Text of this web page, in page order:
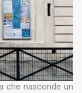
che nasconde un